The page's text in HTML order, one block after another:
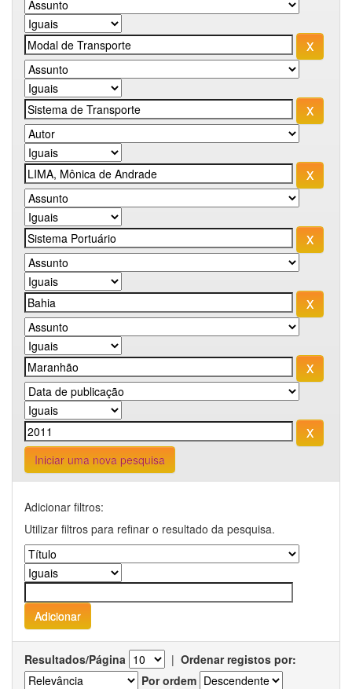
Iniciar uma nova pesquisa
Adicionar filtros:
Utilizar filtros para refinar o resultado da pesquisa.
Resultados/Página | Ordenar registos por:
Por ordem